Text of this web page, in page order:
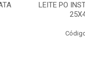
LEITE PO